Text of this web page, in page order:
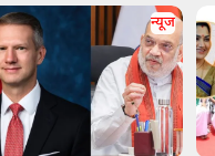
न्यूज